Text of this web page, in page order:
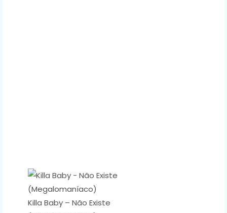
Killa Baby – Não Existe